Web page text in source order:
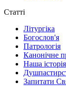
Статті
Літургіка
Богослов'я
Патрологія
Канонічне
Наша історія
Запитати